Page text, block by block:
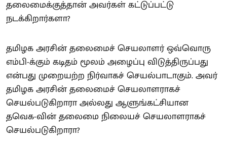
தலைமைக்குத்தான் அவர்கள் கட்டுப்பட்டு
நடக்கிறார்களா?
தமிழக அரசின் தலைமைச் செயலாளர் ஒவ்வொரு
எம்பி-க்கும் கடிதம் மூலம் அழைப்பு விடுத்திருப்பது
என்பது முறையற்ற நிர்வாகச் செயல்பாடாகும். அவர்
தமிழக அரசின் தலைமைச் செயலாளராகச்
செயல்படுகிறாரா அல்லது ஆளுங்கட்சியான
தவெக-வின் தலைமை நிலையச் செயலாளராகச்
செயல்படுகிறாரா?